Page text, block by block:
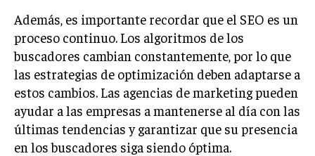
COMPENSACIÓN Y BENEFICIOS
RECLUTAMIENTO Y SELECCIÓN
DESARROLLO DE PERSONAL
GESTIÓN DEL DESEMPEÑO
CULTURA Y CLIMA ORGANIZACIONAL
Además, es importante recordar que el SEO es un
proceso continuo. Los algoritmos de los
buscadores cambian constantemente, por lo que
las estrategias de optimización deben adaptarse a
estos cambios. Las agencias de marketing pueden
ayudar a las empresas a mantenerse al día con las
últimas tendencias y garantizar que su presencia
en los buscadores siga siendo óptima.